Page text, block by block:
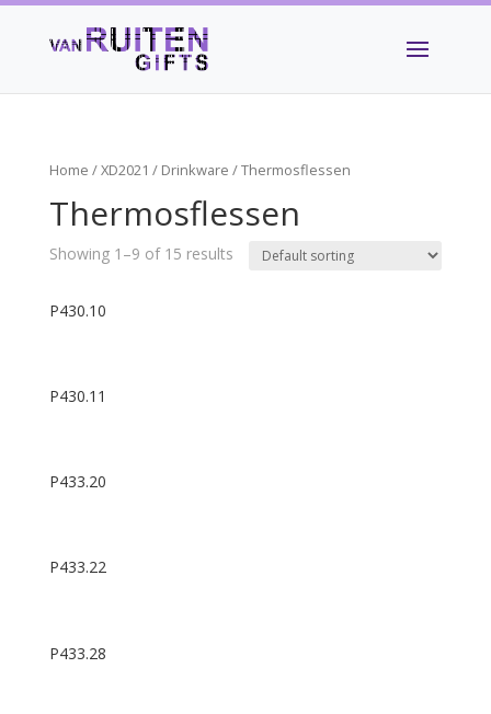
Home /XD2021 / Drinkware / Thermosflessen
Thermosflessen
Showing 1–9 of 15 results
P430.10
P430.11
P433.20
P433.22
P433.28